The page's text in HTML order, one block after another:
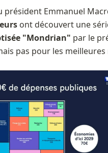
Emmanuel
ont découvert une
"Mondrian" par le